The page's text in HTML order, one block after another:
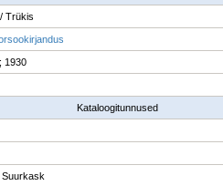
Trükis
1930
Kataloogitunnused
Suurkask